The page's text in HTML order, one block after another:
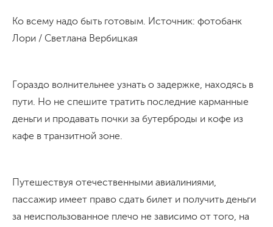
Ко всему надо быть готовым. Источник: фотобанк
Лори / Светлана Вербицкая
Гораздо волнительнее узнать о задержке, находясь в
пути. Но не спешите тратить последние карманные
деньги и продавать почки за бутерброды и кофе из
кафе в транзитной зоне.
Путешествуя отечественными авиалиниями,
пассажир имеет право сдать билет и получить деньги
за неиспользованное плечо не зависимо от того, на